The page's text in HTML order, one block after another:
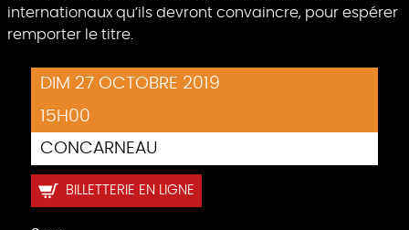
internationaux qu’ils devront convaincre, pour espérer
remporter le titre.
DIM 27 OCTOBRE 2019
15H00
CONCARNEAU
BILLETTERIE EN LIGNE